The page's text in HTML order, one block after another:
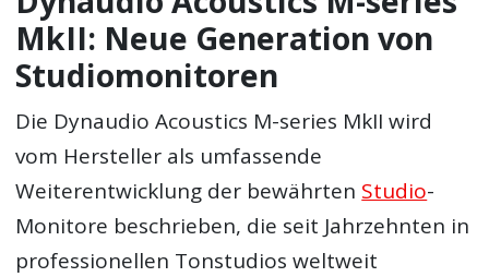
MkII: Neue Generation von
Studiomonitoren
Die Dynaudio Acoustics M-series MkII wird
vom Hersteller als umfassende
Weiterentwicklung der bewährten Studio-
Monitore beschrieben, die seit Jahrzehnten in
professionellen Tonstudios weltweit